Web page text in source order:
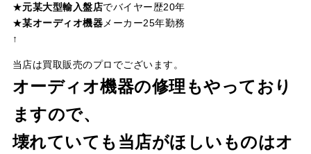
★元某大型輸入盤店でバイヤー歴20年
★某オーディオ機器 メーカー25年勤務
↑
当店は買取販売のプロでございます。
オーディオ機器の修理もやっており
ますので、
壊れていても当店がほしいものはオ